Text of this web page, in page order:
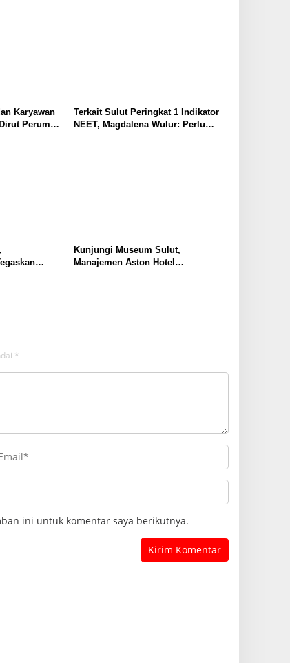
Karyawan
Perumda
Terkait Sulut Peringkat 1 Indikator
NEET, Magdalena Wulur: Perlu
Kunjungi Museum Sulut,
Manajemen Aston Hotel
*
ini untuk komentar saya berikutnya.